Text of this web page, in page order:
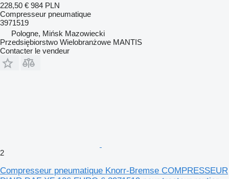
228,50 € 984 PLN
Compresseur pneumatique
3971519
Pologne, Mińsk Mazowiecki
Przedsiębiorstwo Wielobranżowe MANTIS
Contacter le vendeur
2
Compresseur pneumatique Knorr-Bremse COMPRESSEUR